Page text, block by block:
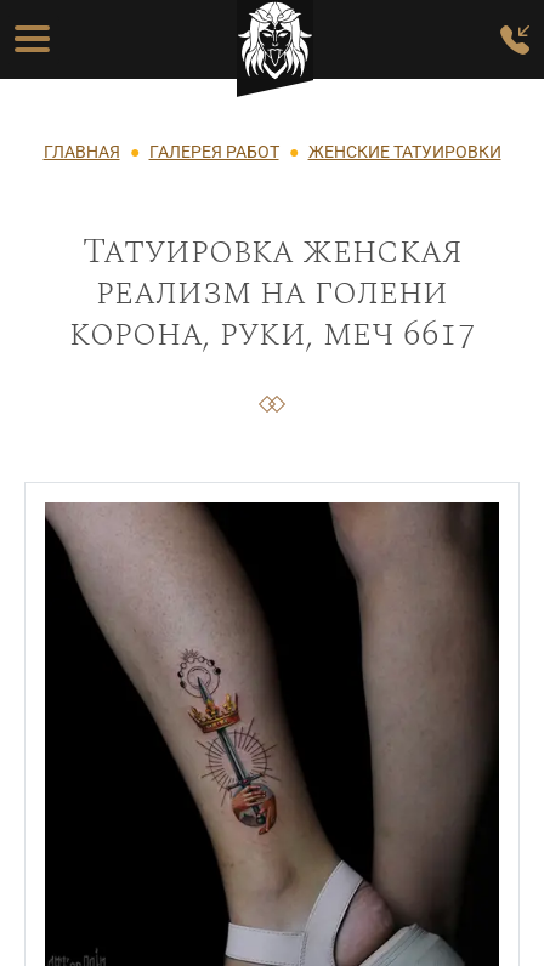
Перейти к основному содержанию
Основная навигация
Строка навигации
ГЛАВНАЯ ГАЛЕРЕЯ РАБОТ ЖЕНСКИЕ ТАТУИРОВКИ
Татуировка женская
реализм на голени
корона, руки, меч 6617